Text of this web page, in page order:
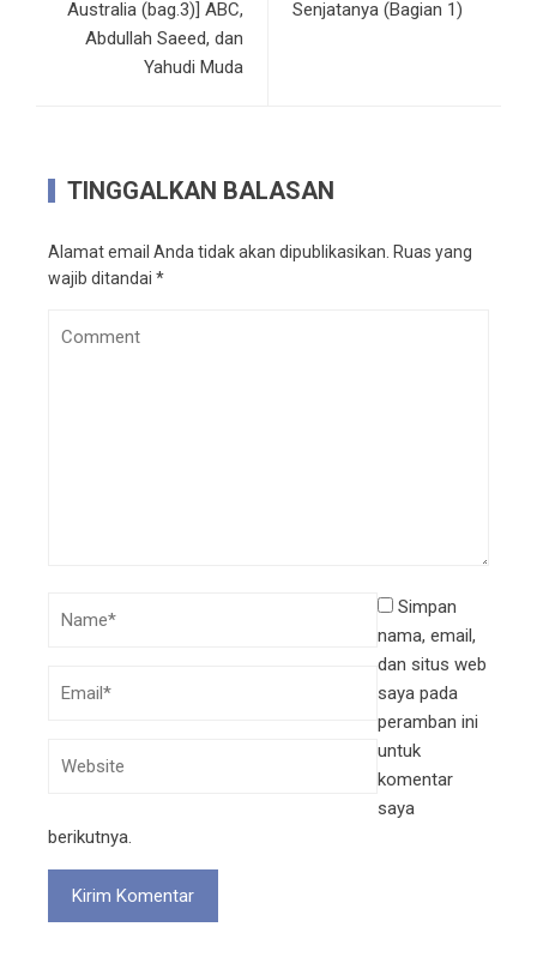
Australia (bag.3)] ABC,
Abdullah Saeed, dan
Yahudi Muda
Senjatanya (Bagian 1)
TINGGALKAN BALASAN
Alamat email Anda tidak akan dipublikasikan. Ruas yang
wajib ditandai *
Simpan
nama, email,
dan situs web
saya pada
peramban ini
untuk
komentar
saya
berikutnya.